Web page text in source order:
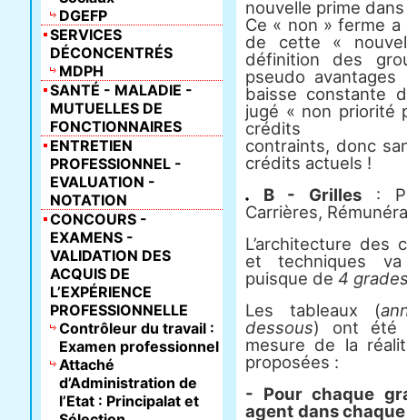
nouvelle prime
Ce « non » ferme
de cette «
définition des
pseudo
baisse constante
jugé « non priorité
crédits
contraints, donc
crédits actuels !
B - Grilles :
Carrières,
L’architecture des
et techniques
puisque de 4
Les tableaux (
dessous) ont été
mesure de la
proposées :
- Pour chaque
agent dans
DGEFP
SERVICES
DÉCONCENTRÉS
MDPH
SANTÉ - MALADIE -
MUTUELLES DE
FONCTIONNAIRES
ENTRETIEN
PROFESSIONNEL -
EVALUATION -
NOTATION
CONCOURS -
EXAMENS -
VALIDATION DES
ACQUIS DE
L’EXPÉRIENCE
PROFESSIONNELLE
Contrôleur du travail :
Examen professionnel
Attaché
d’Administration de
l’Etat : Principalat et